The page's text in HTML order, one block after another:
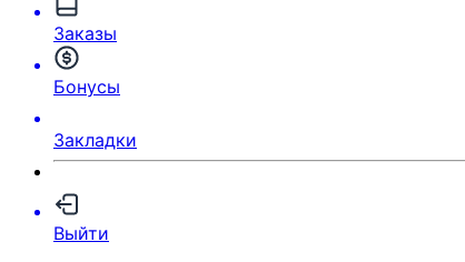
Заказы
Бонусы
Закладки
Выйти